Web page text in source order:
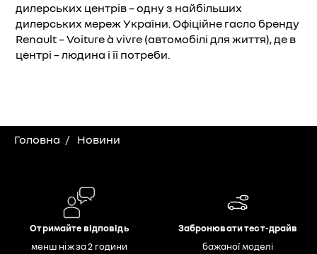
дилерських центрів – одну з найбільших
дилерських мереж України. Офіційне гасло бренду
Renault – Voiture à vivre (автомобілі для життя), де в
центрі – людина і її потреби.
Головна Новини
Отримайте відповідь
менш ніж за 2 години
Забронювати тест-драйв
бажаної моделі